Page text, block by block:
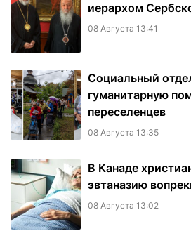
иерархом
08 Августа 13:41
Социальный
гуманитарную
переселенцев
08 Августа 13:35
В Канаде
эвтаназию
08 Августа 13:02